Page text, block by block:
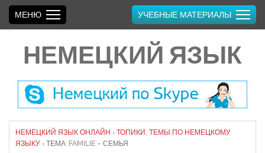
НЕМЕЦКИЙ ЯЗЫК
МЕНЮ УЧЕБНЫЕ МАТЕРИАЛЫ
НЕМЕЦКИЙ ЯЗЫК ОНЛАЙН › ТОПИКИ, ТЕМЫ ПО НЕМЕЦКОМУ
ЯЗЫКУ › ТЕМА: FAMILIE – СЕМЬЯ